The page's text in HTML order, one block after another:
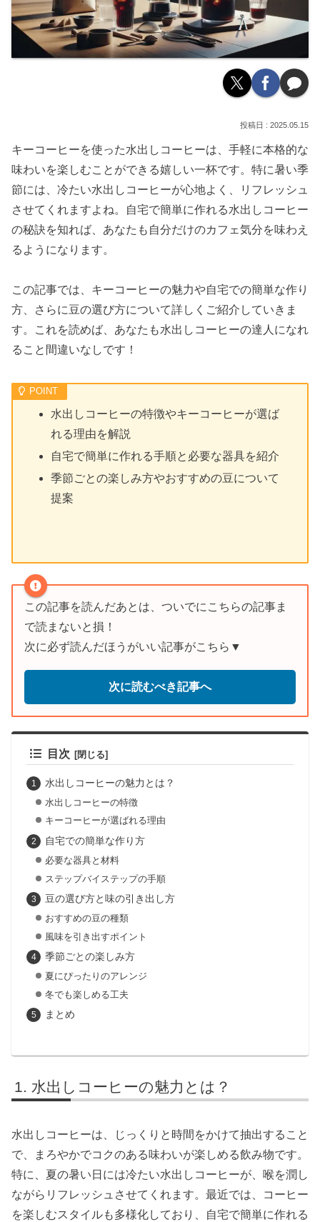
2025.05.15
キーコーヒーを使った水出しコーヒーは、手軽に本格的な
味わいを楽しむことができる嬉しい一杯です。特に暑い季
節には、冷たい水出しコーヒーが心地よく、リフレッシュ
させてくれますよね。自宅で簡単に作れる水出しコーヒー
の秘訣を知れば、あなたも自分だけのカフェ気分を味わえ
るようになります。
この記事では、キーコーヒーの魅力や自宅での簡単な作り
方、さらに豆の選び方について詳しくご紹介していきま
す。これを読めば、あなたも水出しコーヒーの達人になれ
ること間違いなしです！
水出しコーヒーの特徴やキーコーヒーが選ば
れる理由を解説
自宅で簡単に作れる手順と必要な器具を紹介
季節ごとの楽しみ方やおすすめの豆について
提案
この記事を読んだあとは、ついでにこちらの記事ま
で読まないと損！
次に必ず読んだほうがいい記事がこちら▼
次に読むべき記事へ
目次
水出しコーヒーの魅力とは？
水出しコーヒーの特徴
キーコーヒーが選ばれる理由
自宅での簡単な作り方
必要な器具と材料
ステップバイステップの手順
豆の選び方と味の引き出し方
おすすめの豆の種類
風味を引き出すポイント
季節ごとの楽しみ方
夏にぴったりのアレンジ
冬でも楽しめる工夫
まとめ
水出しコーヒーの魅力とは？
水出しコーヒーは、じっくりと時間をかけて抽出すること
で、まろやかでコクのある味わいが楽しめる飲み物です。
特に、夏の暑い日には冷たい水出しコーヒーが、喉を潤し
ながらリフレッシュさせてくれます。最近では、コーヒー
を楽しむスタイルも多様化しており、自宅で簡単に作れる